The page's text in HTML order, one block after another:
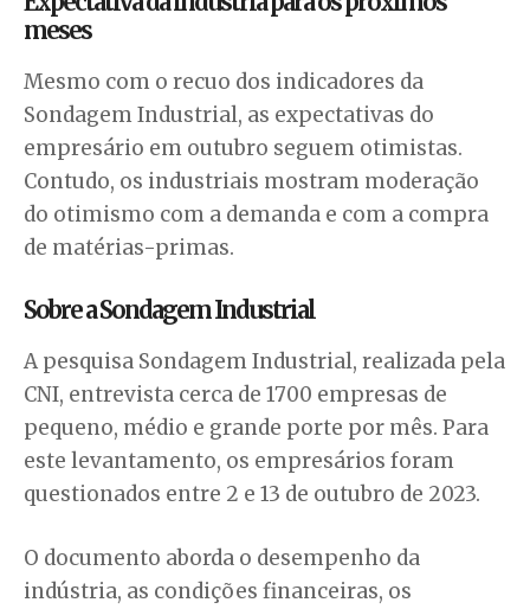
meses
Mesmo com o recuo dos indicadores da
Sondagem Industrial, as expectativas do
empresário em outubro seguem otimistas.
Contudo, os industriais mostram moderação
do otimismo com a demanda e com a compra
de matérias-primas.
Sobre a Sondagem Industrial
A pesquisa Sondagem Industrial, realizada pela
CNI, entrevista cerca de 1700 empresas de
pequeno, médio e grande porte por mês. Para
este levantamento, os empresários foram
questionados entre 2 e 13 de outubro de 2023.
O documento aborda o desempenho da
indústria, as condições financeiras, os